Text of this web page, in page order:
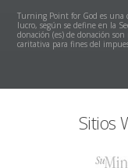
Turning Point for God es una
lucro, según se define en la
donación (es) de donación
caritativa para fines del
Sitios